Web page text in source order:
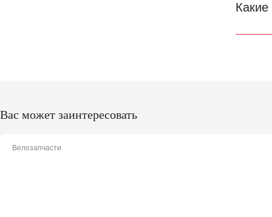
Вас может заинтересовать
Велозапчасти